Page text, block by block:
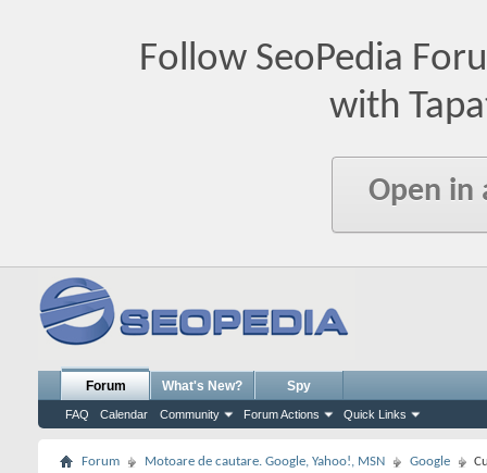
Follow SeoPedia
with
Open in
Forum
FAQ Calendar Community Forum Actions Quick Links
What's New? Spy
Forum Motoare de cautare. Google, Yahoo!, MSN Google